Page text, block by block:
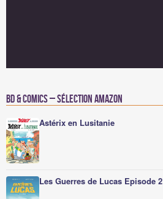
BD & Comics – Sélection Amazon
Astérix en Lusitanie
Les Guerres de Lucas Episode 2